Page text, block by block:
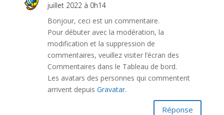
juillet 2022 à 0h14
Bonjour, ceci est un commentaire.
Pour débuter avec la modération, la
modification et la suppression de
commentaires, veuillez visiter l’écran des
Commentaires dans le Tableau de bord.
Les avatars des personnes qui commentent
arrivent depuis Gravatar.
Réponse